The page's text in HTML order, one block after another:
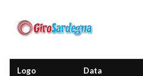
Logo Data